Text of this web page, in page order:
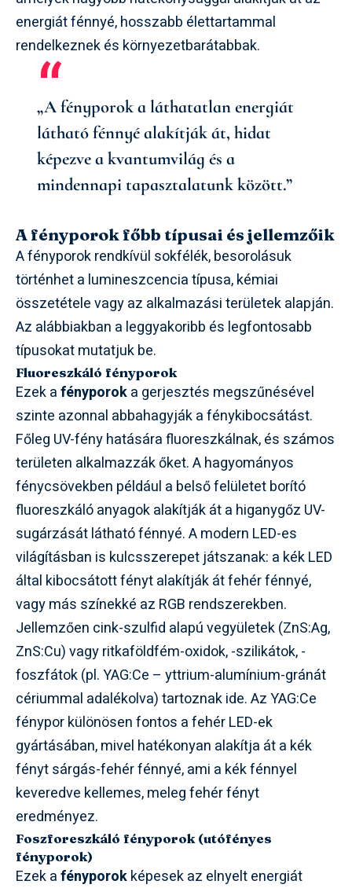
energiát fénnyé, hosszabb élettartammal
rendelkeznek és környezetbarátabbak.
„A fényporok a láthatatlan energiát
látható fénnyé alakítják át, hidat
képezve a kvantumvilág és a
mindennapi tapasztalatunk között.”
A fényporok főbb típusai és jellemzőik
A fényporok rendkívül sokfélék, besorolásuk
történhet a lumineszcencia típusa, kémiai
összetétele vagy az alkalmazási területek alapján.
Az alábbiakban a leggyakoribb és legfontosabb
típusokat mutatjuk be.
Fluoreszkáló fényporok
Ezek afényporoka gerjesztés megszűnésével
szinte azonnal abbahagyják a fénykibocsátást.
Főleg UV-fény hatására fluoreszkálnak, és számos
területen alkalmazzák őket. A hagyományos
fénycsövekben például a belső felületet borító
fluoreszkáló anyagok alakítják át a higanygőz UV-
sugárzását látható fénnyé. A modern LED-es
világításban is kulcsszerepet játszanak: a kék LED
által kibocsátott fényt alakítják át fehér fénnyé,
vagy más színekké az RGB rendszerekben.
Jellemzően cink-szulfid alapú vegyületek (ZnS:Ag,
ZnS:Cu) vagy ritkaföldfém-oxidok, -szilikátok, -
foszfátok (pl. YAG:Ce – yttrium-alumínium-gránát
cériummal adalékolva) tartoznak ide. Az YAG:Ce
fénypor különösen fontos a fehér LED-ek
gyártásában, mivel hatékonyan alakítja át a kék
fényt sárgás-fehér fénnyé, ami a kék fénnyel
keveredve kellemes, meleg fehér fényt
eredményez.
Foszforeszkáló fényporok (utófényes
fényporok)
Ezek afényporokképesek az elnyelt energiát